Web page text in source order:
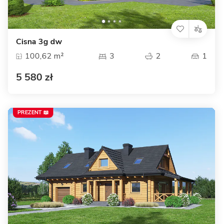
Cisna 3g dw
100,62 m²
3 2 1
5 580 zł
PREZENT 📖